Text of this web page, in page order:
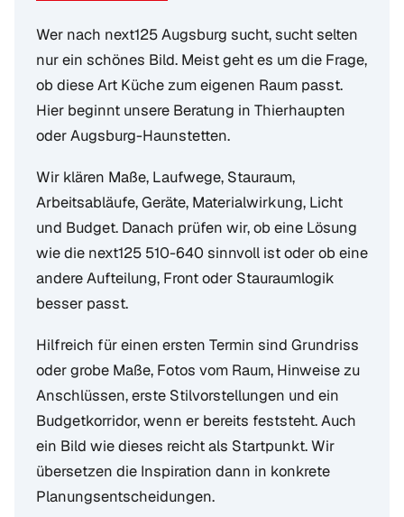
Wer nach next125 Augsburg sucht, sucht selten
nur ein schönes Bild. Meist geht es um die Frage,
ob diese Art Küche zum eigenen Raum passt.
Hier beginnt unsere Beratung in Thierhaupten
oder Augsburg-Haunstetten.
Wir klären Maße, Laufwege, Stauraum,
Arbeitsabläufe, Geräte, Materialwirkung, Licht
und Budget. Danach prüfen wir, ob eine Lösung
wie die next125 510-640 sinnvoll ist oder ob eine
andere Aufteilung, Front oder Stauraumlogik
besser passt.
Hilfreich für einen ersten Termin sind Grundriss
oder grobe Maße, Fotos vom Raum, Hinweise zu
Anschlüssen, erste Stilvorstellungen und ein
Budgetkorridor, wenn er bereits feststeht. Auch
ein Bild wie dieses reicht als Startpunkt. Wir
übersetzen die Inspiration dann in konkrete
Planungsentscheidungen.